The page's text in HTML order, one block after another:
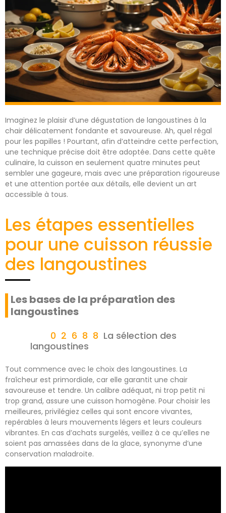
Imaginez le plaisir d’une dégustation de langoustines à la
chair délicatement fondante et savoureuse. Ah, quel régal
pour les papilles ! Pourtant, afin d’atteindre cette perfection,
une technique précise doit être adoptée. Dans cette quête
culinaire, la cuisson en seulement quatre minutes peut
sembler une gageure, mais avec une préparation rigoureuse
et une attention portée aux détails, elle devient un art
accessible à tous.
Les étapes essentielles
pour une cuisson réussie
des langoustines
Les bases de la préparation des
langoustines
La sélection des
langoustines
Tout commence avec le choix des langoustines. La
fraîcheur est primordiale, car elle garantit une chair
savoureuse et tendre. Un calibre adéquat, ni trop petit ni
trop grand, assure une cuisson homogène. Pour choisir les
meilleures, privilégiez celles qui sont encore vivantes,
repérables à leurs mouvements légers et leurs couleurs
vibrantes. En cas d’achats surgelés, veillez à ce qu’elles ne
soient pas amassées dans de la glace, synonyme d’une
conservation maladroite.